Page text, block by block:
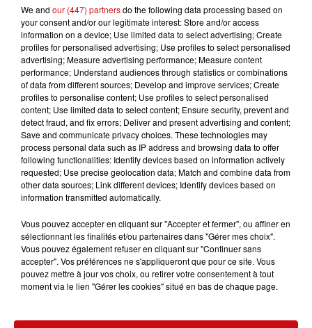
a pris place sur 23 hectares de l'aérodrome, soit
l'équivalent de 30 terrains de football. Quelque 14 000
pieux ont été implantés pour soutenir les modules
photovoltaïques, et 114 onduleurs ont été installés pour
convertir le courant continu produit par les panneaux
en courant alternatif, le tout raccordé à huit postes de
transformation.
Étant donné que le site est situé sur un aérodrome, EDF
a dû suivre les recommandations de la Direction
générale de l'aviation civile (DGAC) pour s'assurer que
les reflets des panneaux ne perturbent pas le trafic
aérien. Par ailleurs, la présence d'une espèce végétale
protégée sur le site a nécessité des mesures de
conservation.
Cette centrale solaire au sol est désormais la plus
grande et la plus puissante du Haut-Rhin, capable de
fournir de l'électricité à 15 000 habitants. Auparavant,
We and our (447) partnersdo the following data processing based on
your consent and/or our legitimate interest: Store and/or access
information on a device; Use limited data to select advertising; Create
profiles for personalised advertising; Use profiles to select personalised
advertising; Measure advertising performance; Measure content
performance; Understand audiences through statistics or combinations
of data from different sources; Develop and improve services; Create
profiles to personalise content; Use profiles to select personalised
content; Use limited data to select content; Ensure security, prevent and
detect fraud, and fix errors; Deliver and present advertising and content;
Save and communicate privacy choices. These technologies may
process personal data such as IP address and browsing data to offer
following functionalities: Identify devices based on information actively
requested; Use precise geolocation data; Match and combine data from
other data sources; Link different devices; Identify devices based on
information transmitted automatically.
Vous pouvez accepter en cliquant sur "Accepter et fermer", ou affiner en
sélectionnant les finalités et/ou partenaires dans "Gérer mes choix".
Vous pouvez également refuser en cliquant sur "Continuer sans
accepter". Vos préférences ne s'appliqueront que pour ce site. Vous
pouvez mettre à jour vos choix, ou retirer votre consentement à tout
moment via le lien "Gérer les cookies" situé en bas de chaque page.